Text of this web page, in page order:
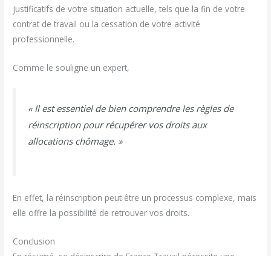
justificatifs de votre situation actuelle, tels que la fin de votre
contrat de travail ou la cessation de votre activité
professionnelle.
Comme le souligne un expert,
« Il est essentiel de bien comprendre les règles de
réinscription pour récupérer vos droits aux
allocations chômage. »
En effet, la réinscription peut être un processus complexe, mais
elle offre la possibilité de retrouver vos droits.
Conclusion